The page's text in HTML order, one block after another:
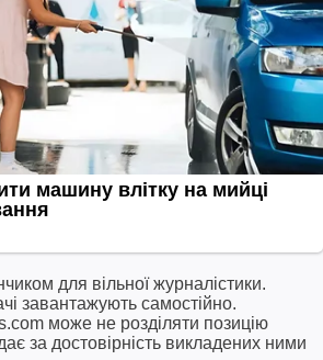
для вільної журналістики.
завантажують самостійно.
може не розділяти позицію
за достовірність викладених ними